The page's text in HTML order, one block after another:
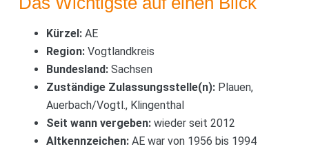
Kürzel:AE
Region:Vogtlandkreis
Bundesland:Sachsen
Zuständige Zulassungsstelle(n):Plauen,
Auerbach/Vogtl., Klingenthal
Seit wann vergeben:wieder seit 2012
Altkennzeichen:AE war von 1956 bis 1994